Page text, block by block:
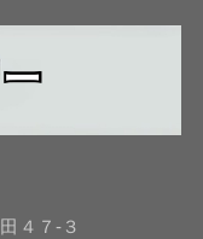
４７-３